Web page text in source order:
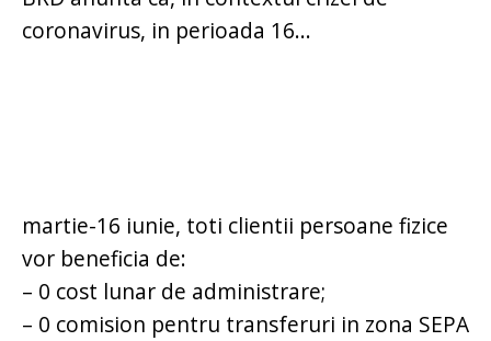
coronavirus, in perioada 16...
martie-16 iunie, toti clientii persoane fizice
vor beneficia de:
– 0 cost lunar de administrare;
– 0 comision pentru transferuri in zona SEPA